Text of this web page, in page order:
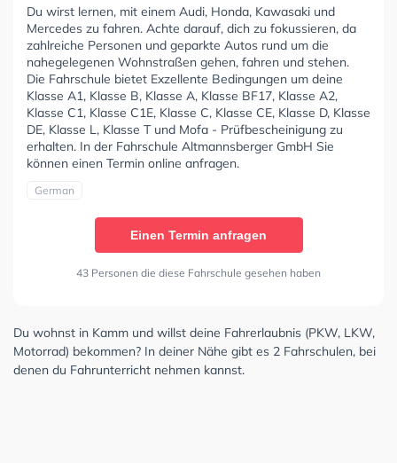
Du wirst lernen, mit einem Audi, Honda, Kawasaki und
Mercedes zu fahren. Achte darauf, dich zu fokussieren, da
zahlreiche Personen und geparkte Autos rund um die
nahegelegenen Wohnstraßen gehen, fahren und stehen.
Die Fahrschule bietet Exzellente Bedingungen um deine
Klasse A1, Klasse B, Klasse A, Klasse BF17, Klasse A2,
Klasse C1, Klasse C1E, Klasse C, Klasse CE, Klasse D, Klasse
DE, Klasse L, Klasse T und Mofa - Prüfbescheinigung zu
erhalten. In der Fahrschule Altmannsberger GmbH Sie
können einen Termin online anfragen.
German
Einen Termin anfragen
43 Personen die diese Fahrschule gesehen haben
Du wohnst in Kamm und willst deine Fahrerlaubnis (PKW, LKW,
Motorrad) bekommen? In deiner Nähe gibt es 2 Fahrschulen, bei
denen du Fahrunterricht nehmen kannst.